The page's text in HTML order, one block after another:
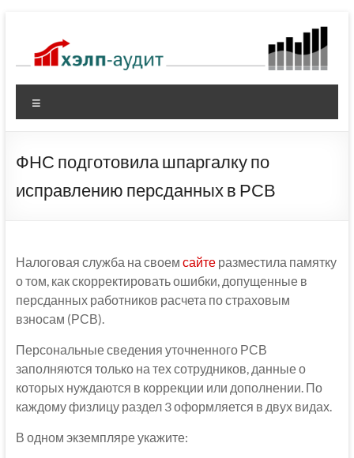
содержимому
ФНС подготовила шпаргалку по
исправлению персданных в РСВ
Налоговая служба на своем сайтеразместила памятку
о том, как скорректировать ошибки, допущенные в
персданных работников расчета по страховым
взносам (РСВ).
Персональные сведения уточненного РСВ
заполняются только на тех сотрудников, данные о
которых нуждаются в коррекции или дополнении. По
каждому физлицу раздел 3 оформляется в двух видах.
В одном экземпляре укажите: